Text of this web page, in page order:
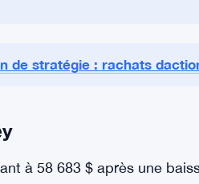
de baisse, cela signale
L’absence de dépôts
ouverte à un rebond rapide,